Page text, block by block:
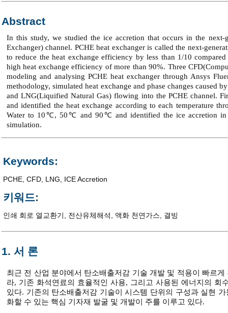
Abstract
In this study, we studied the ice accretion that occurs in the next-
Exchanger) channel. PCHE heat exchanger is called the next-
to reduce the heat exchange efficiency by less than 1/10
high heat exchange efficiency of more than 90%. Three
modeling and analysing PCHE heat exchanger through Ansys
methodology, simulated heat exchange and phase changes caused
and LNG(Liquified Natural Gas) flowing into the PCHE channel.
and identified the heat exchange according to each temperature
Water to 10℃, 50℃ and 90℃ and identified the ice accretion in
simulation.
Keywords:
PCHE CFD LNG ICE Accretion
키워드:
인쇄 회로 열교환기 전산유체해석 액화 천연가스 결빙
1. 서 론
최근 전 산업 분야에서 탄소배출저감 기술 개발 및 적용이 빠르
라, 기존 화석연료의 효율적인 사용, 그리고 사용된 에너지의 회
있다. 기존의 탄소배출저감 기술이 시스템 단위의 구성과 실현
화할 수 있는 핵심 기자재 발굴 및 개발이 주를 이루고 있다.